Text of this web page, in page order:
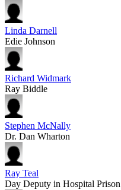
Linda Darnell
Edie Johnson
Richard Widmark
Ray Biddle
Stephen McNally
Dr. Dan Wharton
Ray Teal
Day Deputy in Hospital